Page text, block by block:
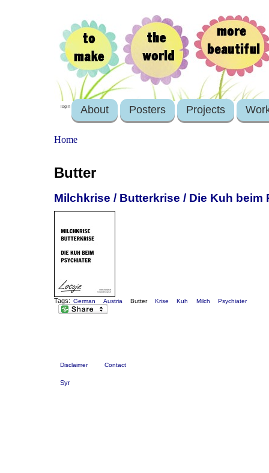
login About Posters Projects
Home
Butter
Milchkrise / Butterkrise / Die Kuh beim
Tags: German Austria Butter Krise Kuh Milch Psychiater
Disclaimer Contact